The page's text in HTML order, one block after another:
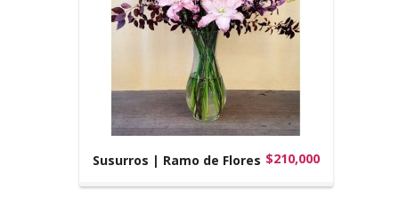
Susurros | Ramo de Flores $210,000